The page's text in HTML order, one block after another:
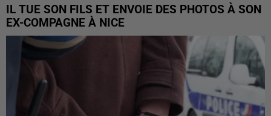
IL TUE SON FILS ET ENVOIE DES PHOTOS À SON
EX-COMPAGNE À NICE